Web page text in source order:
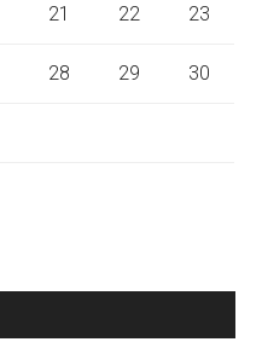
21 22 23
28 29 30